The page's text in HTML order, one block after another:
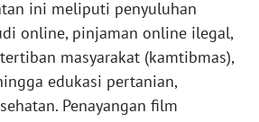
ini meliputi penyuluhan
online, pinjaman online ilegal,
masyarakat (kamtibmas),
edukasi pertanian,
Penayangan film